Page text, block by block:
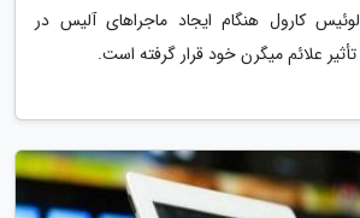
کارول هنگام ایجاد ماجراهای آلیس در
علائم میگرن خود قرار گرفته است.